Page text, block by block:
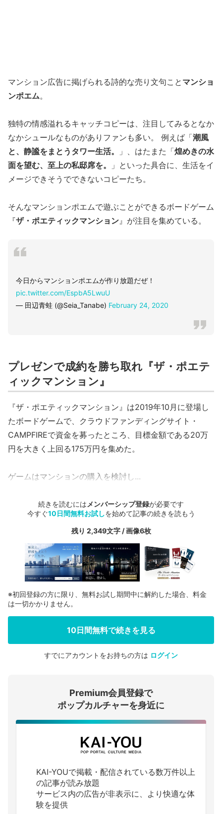
マンション広告に掲げられる詩的な売り文句こと マンショ
ンポエム。
独特の情感溢れるキャッチコピーは、注目してみるとなか
なかシュールなものがありファンも多い。 例えば「潮風
と、静謐をまとうタワー生活。
」、はたまた「煌めきの水
面を望む、至上の私邸席を。
」といった具合に、生活をイ
メージできそうでできないコピーたち。
そんなマンションポエムで遊ぶことができるボードゲーム
『ザ・ポエティックマンション 』が注目を集めている。
今日からマンションポエムが作り放題だぜ！
pic.twitter.com/EspbA5LwuU
— 田辺青蛙 (@Seia_Tanabe) February 24, 2020
プレゼンで成約を勝ち取れ『ザ・ポエテ
ィックマンション』
『ザ・ポエティックマンション』は2019年10月に登場し
たボードゲームで、クラウドファンディングサイト・
CAMPFIREで資金を募ったところ、目標金額である20万
円を大きく上回る175万円を集めた。
ゲームはマンションの購入を検討し...
続きを読むには メンバーシップ登録が必要です
今すぐ10日間無料お試しを始めて記事の続きを読もう
残り 2,349文字 / 画像6枚
会員登録する
ログインする
※初回登録の方に限り、無料お試し期間中に解約した場合、料金
は一切かかりません。
10日間無料で続きを見る
すでにアカウントをお持ちの方は ログイン
Premium会員登録で
ポップカルチャーを身近に
KAI-YOUで掲載・配信されている数万件以上
の記事が読み放題
サービス内の広告が非表示に、より快適な体
験を提供